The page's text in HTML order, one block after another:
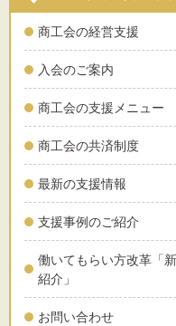
商工会の経営支援
入会のご案内
商工会の支援メニュー
商工会の共済制度
最新の支援情報
支援事例のご紹介
働いてもらい方改革「
紹介」
お問い合わせ